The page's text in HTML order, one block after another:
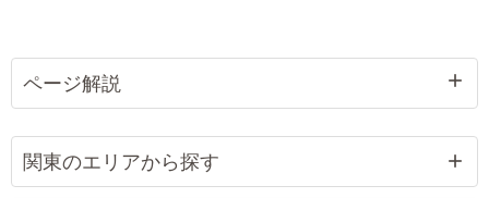
ページ解説
関東のエリアから探す